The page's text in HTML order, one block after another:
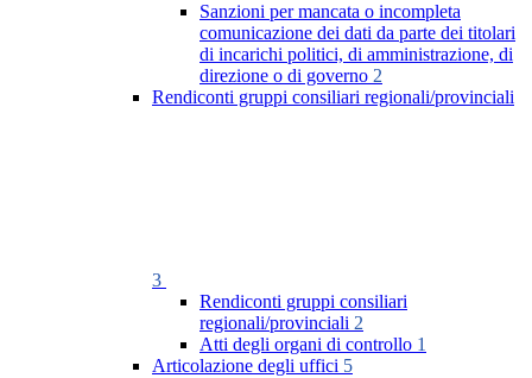
Sanzioni per mancata o incompleta
comunicazione dei dati da parte dei titolari
di incarichi politici, di amministrazione, di
direzione o di governo 2
Rendiconti gruppi consiliari regionali/provinciali
3
Rendiconti gruppi consiliari
regionali/provinciali 2
Atti degli organi di controllo 1
Articolazione degli uffici 5